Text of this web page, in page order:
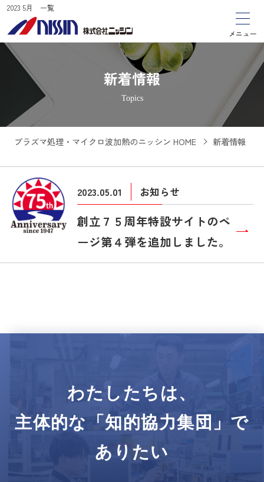
2023 5月 一覧
メニュー
新着情報
Topics
プラズマ処理・マイクロ波加熱のニッシン HOME 新着情報
2023.05.01 お知らせ
創立７５周年特設サイトのペ
ージ第４弾を追加しました。
わたしたちは、
主体的な「知的協力集団」で
ありたい